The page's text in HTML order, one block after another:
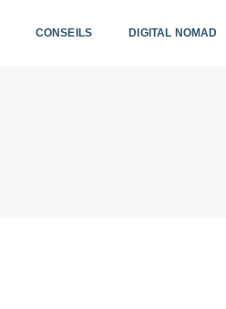
CONSEILS DIGITAL NOMAD